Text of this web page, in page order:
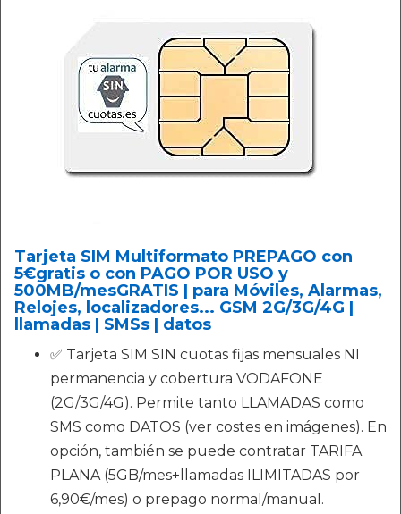
Tarjeta SIM Multiformato PREPAGO con
5€gratis o con PAGO POR USO y
500MB/mesGRATIS | para Móviles, Alarmas,
Relojes, localizadores... GSM 2G/3G/4G |
llamadas | SMSs | datos
✅ Tarjeta SIM SIN cuotas fijas mensuales NI
permanencia y cobertura VODAFONE
(2G/3G/4G). Permite tanto LLAMADAS como
SMS como DATOS (ver costes en imágenes). En
opción, también se puede contratar TARIFA
PLANA (5GB/mes+llamadas ILIMITADAS por
6,90€/mes) o prepago normal/manual.